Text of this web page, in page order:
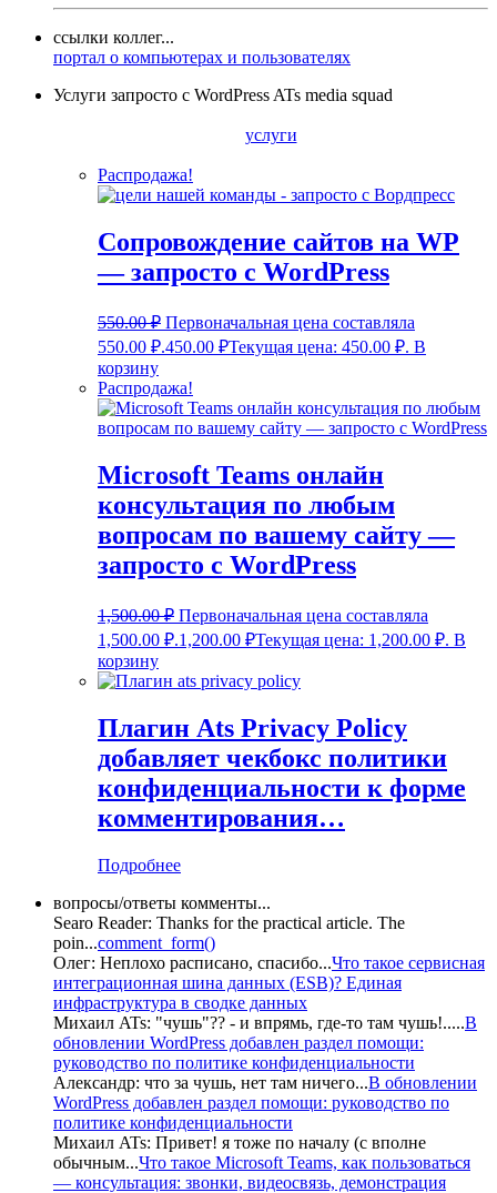
ссылки коллег...
портал о компьютерах и пользователях
Услуги запросто с WordPress ATs media squad
услуги
Распродажа!
Сопровождение сайтов на WP
— запросто с WordPress
550.00₽ Первоначальная цена составляла
550.00 ₽.450.00 ₽Текущая цена: 450.00 ₽. В
корзину
Распродажа!
Microsoft Teams онлайн
консультация по любым
вопросам по вашему сайту —
запросто с WordPress
1,500.00₽ Первоначальная цена составляла
1,500.00 ₽.1,200.00 ₽Текущая цена: 1,200.00 ₽. В
корзину
Плагин Ats Privacy Policy
добавляет чекбокс политики
конфиденциальности к форме
комментирования…
Подробнее
вопросы/ответы комменты...
Searo Reader: Thanks for the practical article. The
poin...comment_form()
Олег: Неплохо расписано, спасибо...Что такое сервисная
интеграционная шина данных (ESB)? Единая
инфраструктура в сводке данных
Михаил ATs: "чушь"?? - и впрямь, где-то там чушь!.....В
обновлении WordPress добавлен раздел помощи:
руководство по политике конфиденциальности
Александр: что за чушь, нет там ничего...В обновлении
WordPress добавлен раздел помощи: руководство по
политике конфиденциальности
Михаил ATs: Привет! я тоже по началу (с вполне
обычным...Что такое Microsoft Teams, как пользоваться
— консультация: звонки, видеосвязь, демонстрация